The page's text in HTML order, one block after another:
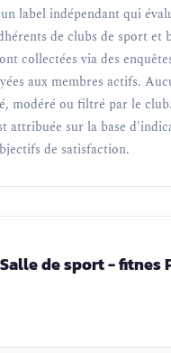
label indépendant qui
de clubs de sport et
collectées via des
aux membres actifs.
modéré ou filtré par le
attribuée sur la base
de satisfaction.
de sport - fitnes